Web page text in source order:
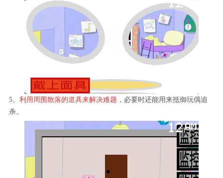
5、 利用周围散落的道具来解决难题 ，必要时还能用来抵御玩偶追
杀。